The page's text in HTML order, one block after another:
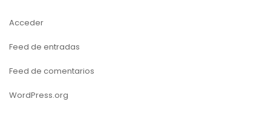
Acceder
Feed de entradas
Feed de comentarios
WordPress.org